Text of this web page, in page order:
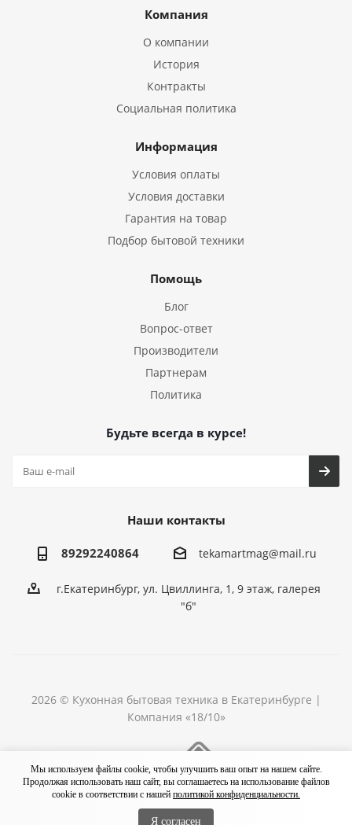
Компания
О компании
История
Контракты
Социальная политика
Информация
Условия оплаты
Условия доставки
Гарантия на товар
Подбор бытовой техники
Помощь
Блог
Вопрос-ответ
Производители
Партнерам
Политика
Будьте всегда в курсе!
Наши контакты
89292240864 tekamartmag@mail.ru
г.Екатеринбург, ул. Цвиллинга, 1, 9 этаж, галерея
"б"
2026 © Кухонная бытовая техника в Екатеринбурге |
Компания «18/10»
Мы используем файлы cookie, чтобы улучшить ваш опыт на нашем сайте.
Продолжая использовать наш сайт, вы соглашаетесь на использование файлов
cookie в соответствии с нашей политикой конфиденциальности.
Я согласен